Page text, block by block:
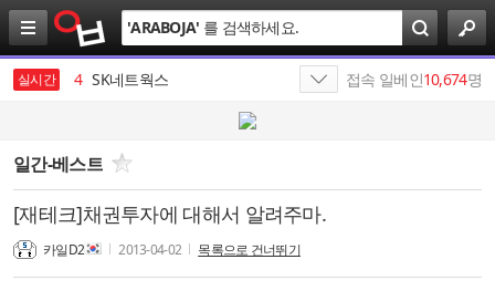
검
색
'ARABOJA' 를 검색하세요.
실시간
3 SK
4 SK네트웍스
6 나스미디어
7 인크로스
8 미시년융단폭격기
9 SK이노베이션
접속 일베인10,674명
일간-베스트
[재테크]채권투자에 대해서 알려주마.
카일D2 2013-04-02 목록으로 건너뛰기